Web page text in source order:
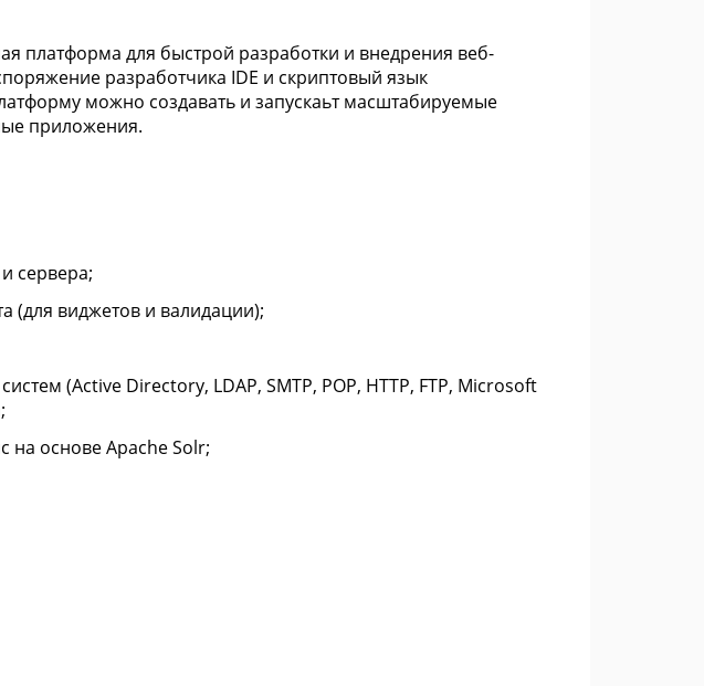
платформа для быстрой разработки и внедрения веб-
разработчика IDE и скриптовый язык
можно создавать и запускаьт масштабируемые
приложения.
сервера;
(для виджетов и валидации);
(Active Directory, LDAP, SMTP, POP, HTTP, FTP, Microsoft
на основе Apache Solr;